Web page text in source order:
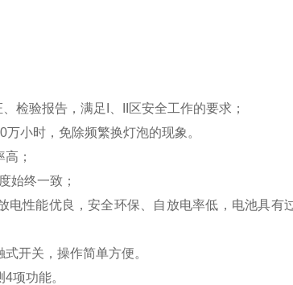
检验报告，满足 I、II区安全工作的要求；
万小时，免除频繁换灯泡的现象。
；
始终一致；
电性能优良，安全环保、自放电率低， 电池具有
式开关，操作简单方便。
项功能。